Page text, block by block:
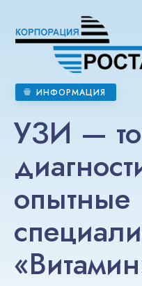
ИНФОРМАЦИЯ
УЗИ —
опытные